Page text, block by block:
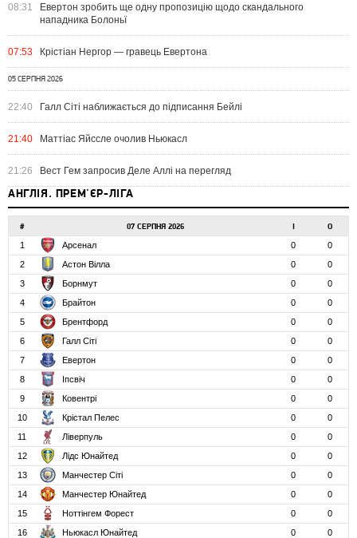
08:31
Евертон зробить ще одну пропозицію щодо скандального
нападника Болоньї
07:53 Крістіан Нергор — гравець Евертона
05 СЕРПНЯ 2026
22:40 Галл Сіті наближається до підписання Бейлі
21:40 Маттіас Яйссле очолив Ньюкасл
21:26 Вест Гем запросив Деле Аллі на перегляд
АНГЛІЯ. ПРЕМ'ЄР-ЛІГА
# 07 СЕРПНЯ 2026 О
1 Арсенал 0
0
2
Астон Вілла 0
0
3
Борнмут 0
0
4
Брайтон 0
0
5
Брентфорд 0
0
6
Галл Сіті 0
0
7
Евертон 0
0
8
Іпсвіч 0
0
9
Ковентрі 0
0
10
Крістал Пелес 0
0
11
Ліверпуль 0
0
12
Лідс Юнайтед 0
0
13
Манчестер Сіті 0
0
14
Манчестер Юнайтед 0
0
15
Ноттінгем Форест 0
0
16
Ньюкасл Юнайтед 0 0